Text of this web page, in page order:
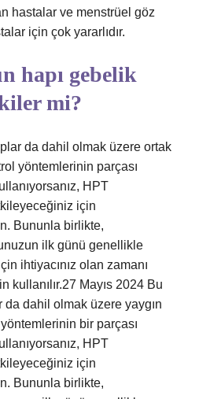
hastalar ve menstrüel göz
için çok yararlıdır.
hapı gebelik
mi?
da dahil olmak üzere ortak
yöntemlerinin parçası
HPT
için
Bununla birlikte,
ilk günü genellikle
ihtiyacınız olan zamanı
kullanılır.27 Mayıs 2024 Bu
da dahil olmak üzere yaygın
bir parçası
HPT
için
Bununla birlikte,